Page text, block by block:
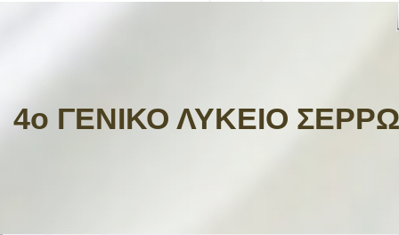
4ο ΓΕΝΙΚΟ ΛΥΚΕΙΟ